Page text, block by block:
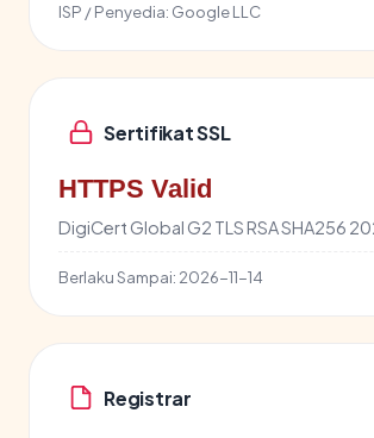
ISP / Penyedia: Google LLC
Sertifikat SSL
HTTPS Valid
DigiCert Global G2 TLS RSA SHA256
Berlaku Sampai: 2026-11-14
Registrar